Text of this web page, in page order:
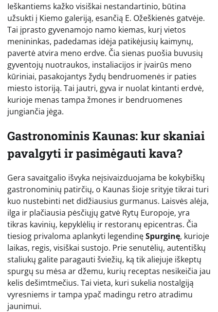
Ieškantiems kažko visiškai nestandartinio, būtina
užsukti į Kiemo galeriją, esančią E. Ožeškienės gatvėje.
Tai įprasto gyvenamojo namo kiemas, kurį vietos
menininkas, padedamas idėja patikėjusių kaimynų,
pavertė atvira meno erdve. Čia sienas puošia buvusių
gyventojų nuotraukos, instaliacijos ir įvairūs meno
kūriniai, pasakojantys žydų bendruomenės ir paties
miesto istoriją. Tai jautri, gyva ir nuolat kintanti erdvė,
kurioje menas tampa žmones ir bendruomenes
jungiančia jėga.
Gastronominis Kaunas: kur skaniai
pavalgyti ir pasimėgauti kava?
Gera savaitgalio išvyka neįsivaizduojama be kokybiškų
gastronominių patirčių, o Kaunas šioje srityje tikrai turi
kuo nustebinti net didžiausius gurmanus. Laisvės alėja,
ilga ir plačiausia pėsčiųjų gatvė Rytų Europoje, yra
tikras kavinių, kepyklėlių ir restoranų epicentras. Čia
tiesiog privaloma aplankyti legendinęSpurginę, kurioje
laikas, regis, visiškai sustojo. Prie senutėlių, autentiškų
staliukų galite paragauti šviežių, ką tik aliejuje iškeptų
spurgų su mėsa ar džemu, kurių receptas nesikeičia jau
kelis dešimtmečius. Tai vieta, kuri sukelia nostalgiją
vyresniems ir tampa ypač madingu retro atradimu
jaunimui.